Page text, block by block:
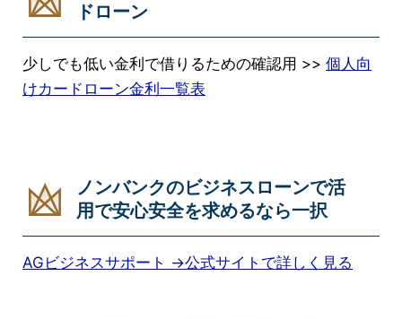
ドローン
少しでも低い金利で借りるための確認用 >> 個人向
けカードローン金利一覧表
ノンバンクのビジネスローンで活
用で安心安全を求めるなら一択
AGビジネスサポート →公式サイトで詳しく見る